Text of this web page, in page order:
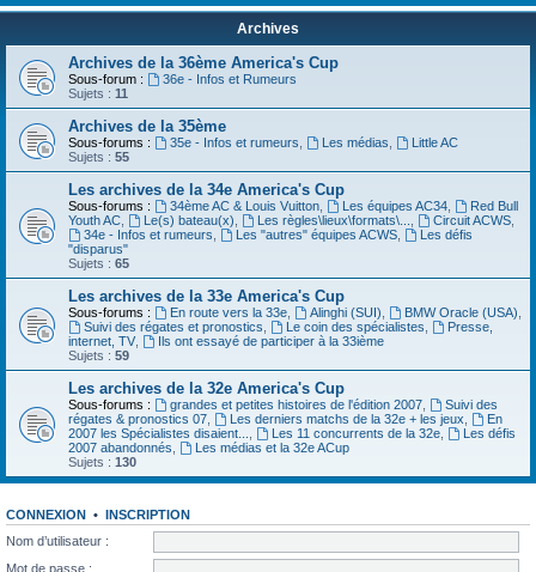
Archives
Archives de la 36ème America's Cup
Sous-forum :
36e - Infos et Rumeurs
Sujets : 11
Archives de la 35ème
Sous-forums : 35e - Infos et rumeurs, Les médias,
Little AC
Sujets : 55
Les archives de la 34e America's Cup
Sous-forums : 34ème AC & Louis Vuitton, Les équipes AC34,
Red Bull
Youth AC, Le(s) bateau(x), Les règles\lieux\formats\..., Circuit ACWS,
34e - Infos et rumeurs, Les "autres" équipes ACWS,
Les défis
"disparus"
Sujets : 65
Les archives de la 33e America's Cup
Sous-forums : En route vers la 33e, Alinghi (SUI), BMW Oracle (USA),
Suivi des régates et pronostics, Le coin des spécialistes,
Presse,
internet, TV,
Ils ont essayé de participer à la 33ième
Sujets : 59
Les archives de la 32e America's Cup
Sous-forums : grandes et petites histoires de l'édition 2007,
Suivi des
régates & pronostics 07, Les derniers matchs de la 32e + les jeux,
En
2007 les Spécialistes disaient..., Les 11 concurrents de la 32e,
Les défis
2007 abandonnés,
Les médias et la 32e ACup
Sujets : 130
CONNEXION •
INSCRIPTION
Nom d’utilisateur :
Mot de passe :